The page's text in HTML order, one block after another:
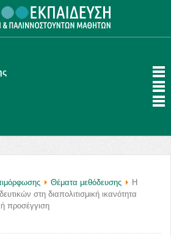
Θέματα μεθόδευσης
H
στη διαπολιτισμική ικανότητα
προσέγγιση